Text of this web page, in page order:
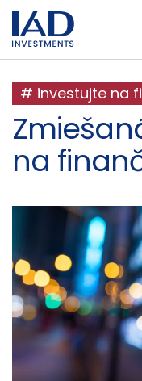
Prejsť na hlavný obsah
# investujte na
na